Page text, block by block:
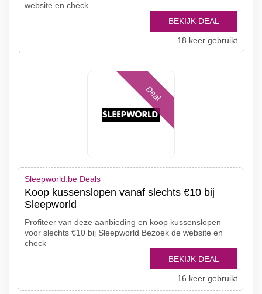
website en check
BEKIJK DEAL
18 keer gebruikt
Deal
Sleepworld.be Deals
Koop kussenslopen vanaf slechts €10 bij
Sleepworld
Profiteer van deze aanbieding en koop kussenslopen
voor slechts €10 bij Sleepworld Bezoek de website en
check
BEKIJK DEAL
16 keer gebruikt